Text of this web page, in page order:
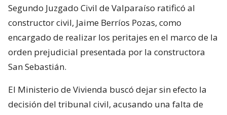
El Ministerio de Vivienda buscó dejar sin efecto la
decisión del tribunal civil, acusando una falta de
competencias por parte del especialista designado,
e incluso solicitando complementar con la elección
Segundo Juzgado Civil porteño rechazó el recurso de
aclaración.